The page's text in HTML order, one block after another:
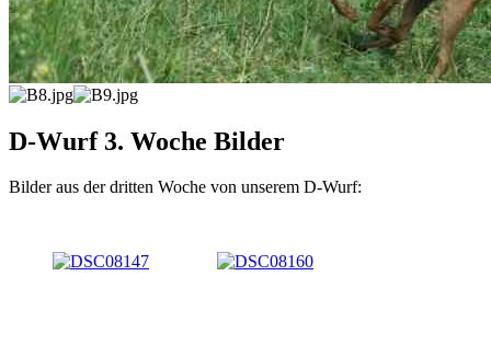
D-Wurf 3. Woche Bilder
Bilder aus der dritten Woche von unserem D-Wurf: